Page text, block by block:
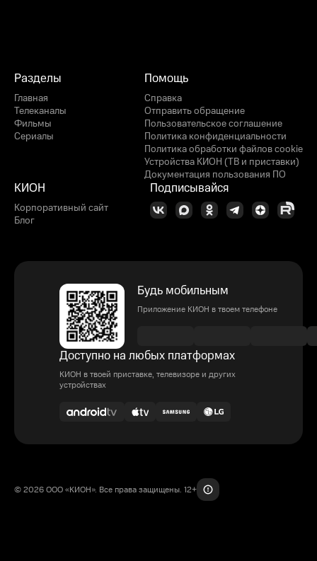
Разделы
Главная
Телеканалы
Фильмы
Сериалы
Помощь
Справка
Отправить обращение
Пользовательское соглашение
Политика конфиденциальности
Политика обработки файлов cookie
Устройства КИОН (ТВ и приставки)
Документация пользования ПО
КИОН
Корпоративный сайт
Блог
Подписывайся
Будь мобильным
Приложение КИОН в твоем телефоне
Доступно на любых платформах
КИОН в твоей приставке, телевизоре и других
устройствах
© 2026 ООО «КИОН». Все права защищены. 12+